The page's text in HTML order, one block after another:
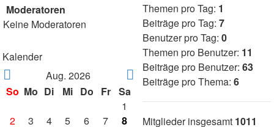
Moderatoren
Keine Moderatoren
Kalender
Aug. 2026
So Mo Di Mi Do Fr Sa
1
2
3 4 5 6 7
8
Themen pro Tag: 1
Beiträge pro Tag:7
Benutzer pro Tag:0
Themen pro Benutzer: 11
Beiträge pro Benutzer:63
Beiträge pro Thema:6
Mitglieder insgesamt 1011